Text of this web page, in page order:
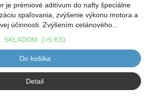
je prémiové aditívum do nafty špeciálne
spaľovania, zvýšenie výkonu motora a
účinnosti. Zvýšením cetánového...
SKLADOM (>5 KS)
Do košíka
Detail